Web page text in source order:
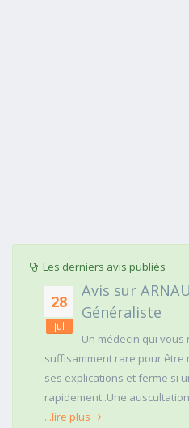
Les derniers avis publiés
28
Jul
Avis sur
Généraliste
Un médecin qui
suffisamment rare pour être
ses explications et ferme si
rapidement..Une
...lire plus